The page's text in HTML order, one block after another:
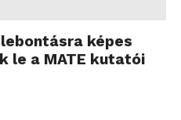
képes
le a MATE kutatói